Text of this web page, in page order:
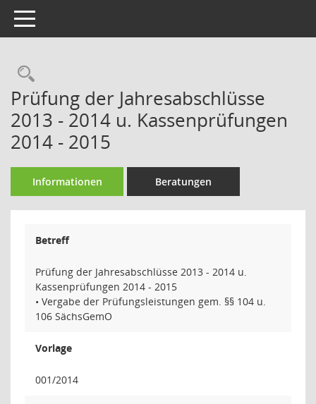
Toggle navigation
Rechercheauswahl
Prüfung der Jahresabschlüsse
2013 - 2014 u. Kassenprüfungen
2014 - 2015
Informationen Beratungen
Betreff
Prüfung der Jahresabschlüsse 2013 - 2014 u.
Kassenprüfungen 2014 - 2015
• Vergabe der Prüfungsleistungen gem. §§ 104 u.
106 SächsGemO
Vorlage
001/2014